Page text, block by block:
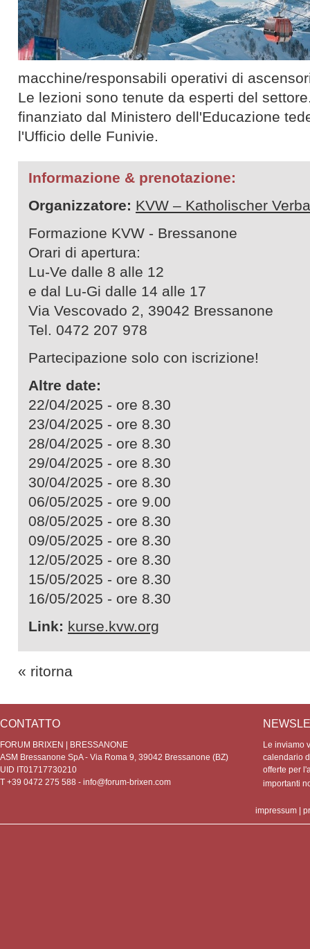
macchine/responsabili operativi di
Le lezioni sono tenute da esperti del
finanziato dal Ministero dell'Educazione
l'Ufficio delle Funivie.
Informazione & prenotazione:
Organizzatore: KVW – Katholischer
Formazione KVW - Bressanone
Orari di apertura:
Lu-Ve dalle 8 alle 12
e dal Lu-Gi dalle 14 alle 17
Via Vescovado 2, 39042 Bressanone
Tel. 0472 207 978
Partecipazione solo con iscrizione!
Altre date:
22/04/2025 - ore 8.30
23/04/2025 - ore 8.30
28/04/2025 - ore 8.30
29/04/2025 - ore 8.30
30/04/2025 - ore 8.30
06/05/2025 - ore 9.00
08/05/2025 - ore 8.30
09/05/2025 - ore 8.30
12/05/2025 - ore 8.30
15/05/2025 - ore 8.30
16/05/2025 - ore 8.30
Link: kurse.kvw.org
« ritorna
CONTATTO
FORUM BRIXEN | BRESSANONE
ASM Bressanone SpA - Via Roma 9, 39042 Bressanone (BZ)
UID IT01717730210
T +39 0472 275 588 - info@forum-brixen.com
Le inviamo
calendario
offerte per
importanti
impressum